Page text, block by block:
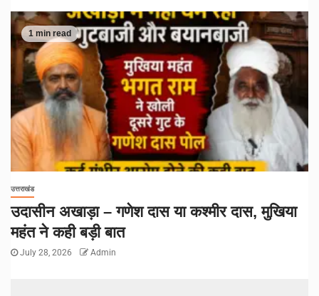
1 min read
उत्तराखंड
उदासीन अखाड़ा – गणेश दास या कश्मीर दास, मुखिया
महंत ने कही बड़ी बात
July 28, 2026 Admin